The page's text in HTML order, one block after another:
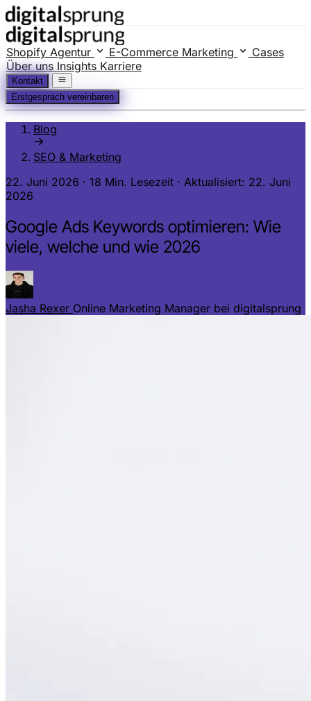
Shopify Agentur E-Commerce Marketing
Cases
Über uns Insights Karriere
Kontakt
Erstgespräch vereinbaren
Blog
SEO & Marketing
22. Juni 2026 · 18 Min. Lesezeit · Aktualisiert: 22. Juni
2026
Google Ads Keywords optimieren: Wie
viele, welche und wie 2026
Jasha Rexer Online Marketing Manager bei digitalsprung